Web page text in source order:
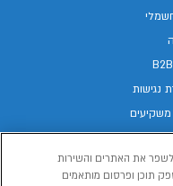
נגישות
פרטיותאת האתרים והשירות
תוכן ופרסום מותאמים